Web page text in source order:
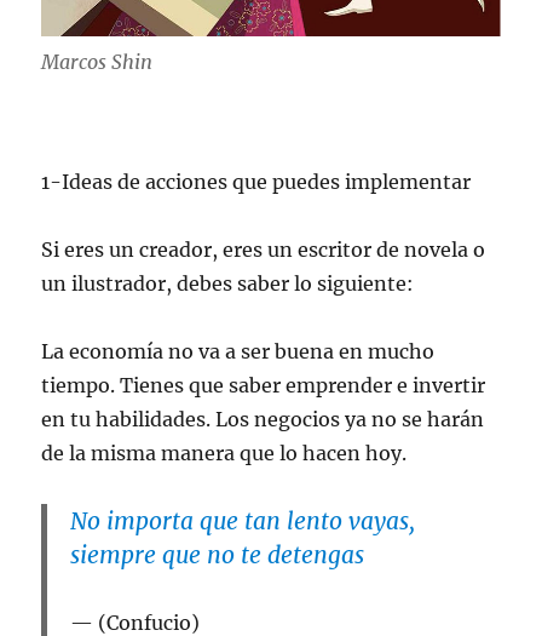
Marcos Shin
1-Ideas de acciones que puedes implementar
Si eres un creador, eres un escritor de novela o
un ilustrador, debes saber lo siguiente:
La economía no va a ser buena en mucho
tiempo. Tienes que saber emprender e invertir
en tu habilidades. Los negocios ya no se harán
de la misma manera que lo hacen hoy.
No importa que tan lento vayas,
siempre que no te detengas
(Confucio)